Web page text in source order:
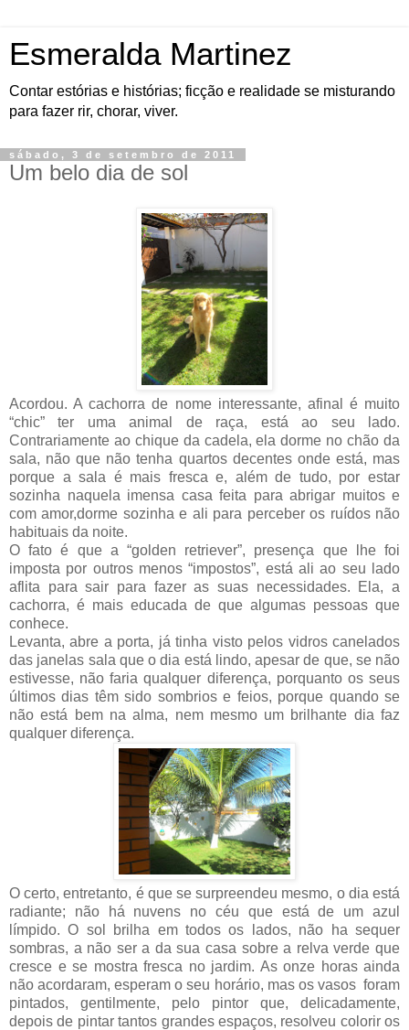
Esmeralda Martinez
Contar estórias e histórias; ficção e realidade se misturando
para fazer rir, chorar, viver.
sábado, 3 de setembro de 2011
Um belo dia de sol
Acordou. A cachorra de nome interessante, afinal é muito
“chic” ter uma animal de raça, está ao seu lado.
Contrariamente ao chique da cadela, ela dorme no chão da
sala, não que não tenha quartos decentes onde está, mas
porque a sala é mais fresca e, além de tudo, por estar
sozinha naquela imensa casa feita para abrigar muitos e
com amor,dorme sozinha e ali para perceber os ruídos não
habituais da noite.
O fato é que a “golden retriever”, presença que lhe foi
imposta por outros menos “impostos”, está ali ao seu lado
aflita para sair para fazer as suas necessidades. Ela, a
cachorra, é mais educada de que algumas pessoas que
conhece.
Levanta, abre a porta, já tinha visto pelos vidros canelados
das janelas sala que o dia está lindo, apesar de que, se não
estivesse, não faria qualquer diferença, porquanto os seus
últimos dias têm sido sombrios e feios, porque quando se
não está bem na alma, nem mesmo um brilhante dia faz
qualquer diferença.
O certo, entretanto, é que se surpreendeu mesmo, o dia está
radiante; não há nuvens no céu que está de um azul
límpido. O sol brilha em todos os lados, não ha sequer
sombras, a não ser a da sua casa sobre a relva verde que
cresce e se mostra fresca no jardim. As onze horas ainda
não acordaram, esperam o seu horário, mas os vasos foram
pintados, gentilmente, pelo pintor que, delicadamente,
depois de pintar tantos grandes espaços, resolveu colorir os